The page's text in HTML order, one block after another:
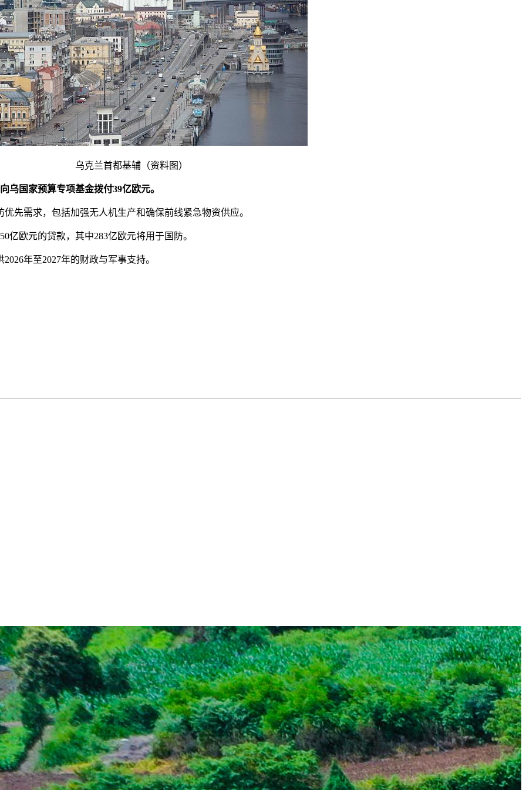
乌克兰首都基辅（资料图）
乌国家预算专项基金拨付39亿欧元。
需求，包括加强无人机生产和确保前线紧急物资供应。
欧元的贷款，其中283亿欧元将用于国防。
年至2027年的财政与军事支持。